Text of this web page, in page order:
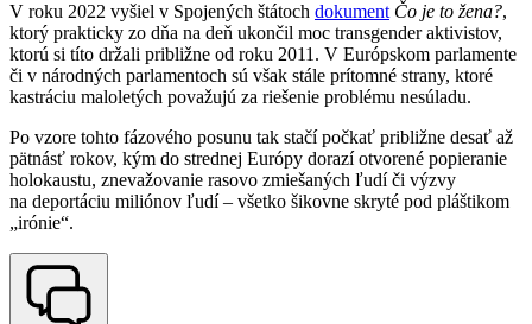
V roku 2022 vyšiel v Spojených štátoch dokument Čo je to žena?,
ktorý prakticky zo dňa na deň ukončil moc transgender aktivistov,
ktorú si títo držali približne od roku 2011. V Európskom parlamente
či v národných parlamentoch sú však stále prítomné strany, ktoré
kastráciu maloletých považujú za riešenie problému nesúladu.
Po vzore tohto fázového posunu tak stačí počkať približne desať až
pätnásť rokov, kým do strednej Európy dorazí otvorené popieranie
holokaustu, znevažovanie rasovo zmiešaných ľudí či výzvy
na deportáciu miliónov ľudí – všetko šikovne skryté pod pláštikom
„irónie“.